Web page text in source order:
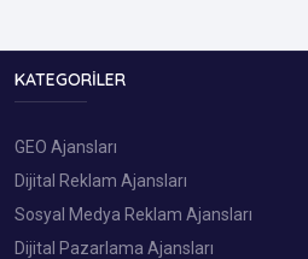
KATEGORILER
GEO Ajansları
Dijital Reklam Ajansları
Sosyal Medya Reklam Ajansları
Dijital Pazarlama Ajansları